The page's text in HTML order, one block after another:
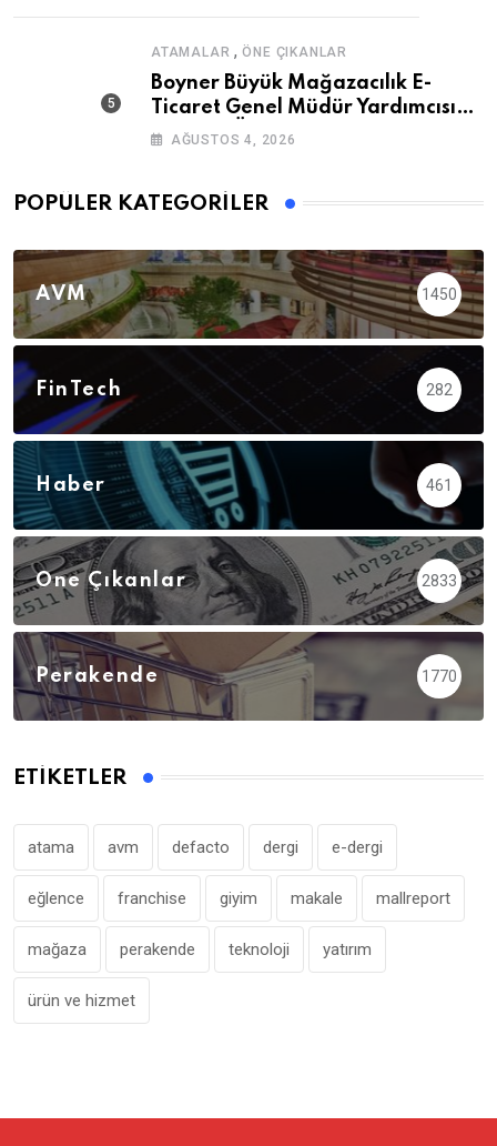
ATAMALAR ,ÖNE ÇIKANLAR
Boyner Büyük Mağazacılık E-
Ticaret Genel Müdür Yardımcısı
Mazhar Özsoy Oldu
AĞUSTOS 4, 2026
POPÜLER KATEGORILER
AVM 1450
FinTech 282
Haber 461
Öne Çıkanlar 2833
Perakende 1770
ETIKETLER
atama avm defacto dergi e-dergi
eğlence franchise giyim makale mallreport
mağaza perakende teknoloji yatırım
ürün ve hizmet